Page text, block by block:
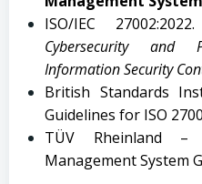
ISO/IEC
Cybersecurity and
Information Security
British Standards
Guidelines for ISO
TÜV Rheinland –
Management System